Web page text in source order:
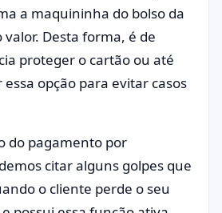
a maquininha do bolso da
valor. Desta forma, é de
proteger o cartão ou até
opção para evitar casos
do pagamento por
citar alguns golpes que
o cliente perde o seu